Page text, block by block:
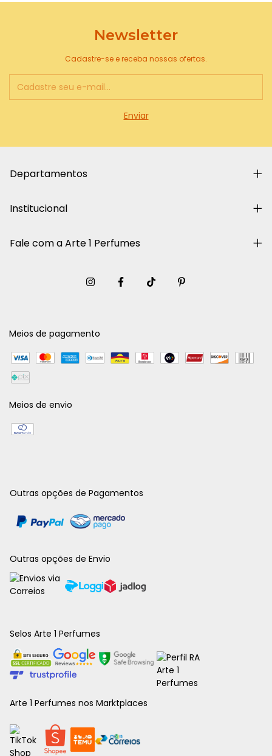
Newsletter
Cadastre-se e receba nossas ofertas.
Departamentos
Institucional
Fale com a Arte 1 Perfumes
Meios de pagamento
Meios de envio
Outras opções de Pagamentos
Outras opções de Envio
Selos Arte 1 Perfumes
Arte 1 Perfumes nos Marktplaces